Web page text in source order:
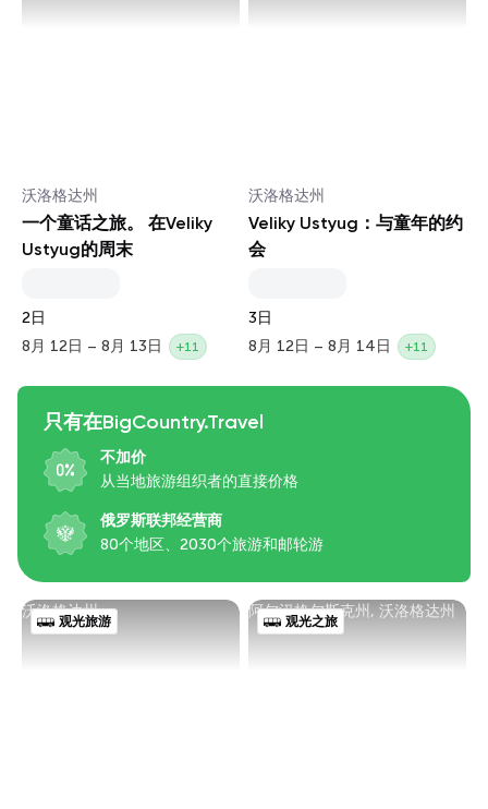
沃洛格达州
一个童话之旅。 在Veliky
Ustyug的周末
2日
8月 12日 – 8月 13日
+11
沃洛格达州
Veliky Ustyug：与童年的约
会
3日
8月 12日 – 8月 14日
+11
只有在BigCountry.Travel
不加价
从当地旅游组织者的直接价格
俄罗斯联邦经营商
80个地区、2030个旅游和邮轮游
观光旅游
沃洛格达州
观光之旅
阿尔汉格尔斯克州, 沃洛格达州